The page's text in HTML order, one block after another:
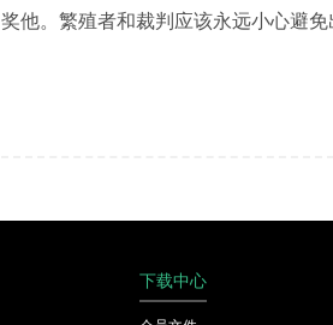
奖他。繁殖者和裁判应该永远小心避
下载中心